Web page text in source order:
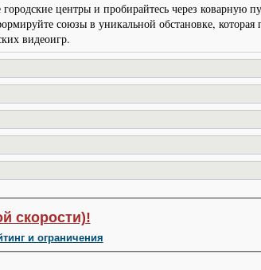
центры и пробирайтесь через коварную
союзы в уникальной обстановке,
видеоигр.
скорости)!
и ограничения